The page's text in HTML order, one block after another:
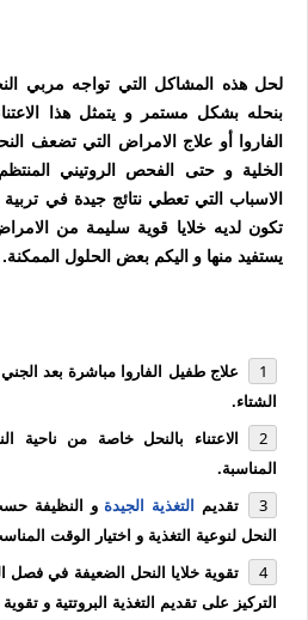
لحل هذه المشاكل التي تواجه مربي
بنحله بشكل مستمر و يتمثل هذا
الفاروا أو علاج الامراض التي تضعف
الخلية و حتى الفحص الروتيني
الاسباب التي تعطي نتائج جيدة في تربية
تكون لديه خلايا قوية سليمة من
يستفيد منها و اليكم بعض الحلول الممكنة.
علاج طفيل الفاروا مباشرة بعد
الشتاء.
الاعتناء بالنحل خاصة من ناحية
المناسبة.
تقديم التغذية الجيدة و النظيفة
النحل لنوعية التغذية و اختيار الوقت
تقوية خلايا النحل الضعيفة في فصل
التركيز على تقديم التغذية البروتتية و